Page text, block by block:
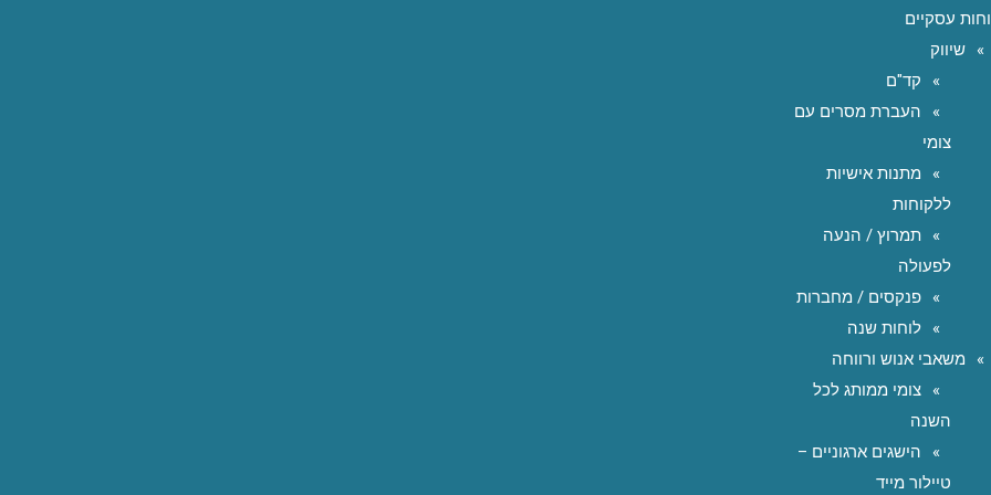
עסקיים
שיווק
קד"ם
העברת מסרים עם
צומי
מתנות אישיות
ללקוחות
תמרוץ / הנעה
לפעולה
פנקסים / מחברות
לוחות שנה
משאבי אנוש ורווחה
צומי ממותג לכל
השנה
הישגים ארגוניים –
טיילור מייד